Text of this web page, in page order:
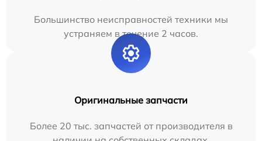
Большинство неисправностей техники мы
устраняем в течение 2 часов.
Оригинальные запчасти
Более 20 тыс. запчастей от производителя в